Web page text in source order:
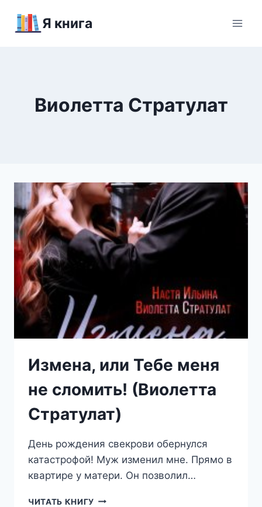
Я книга
Виолетта Стратулат
Измена, или Тебе меня
не сломить! (Виолетта
Стратулат)
День рождения свекрови обернулся
катастрофой! Муж изменил мне. Прямо в
квартире у матери. Он позволил…
ЧИТАТЬ КНИГУ ИЗМЕНА,